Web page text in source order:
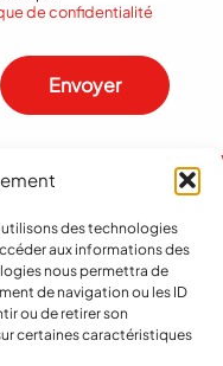
utilisons des technologies
aux informations des
nous permettra de
de navigation ou les ID
ou de retirer son
certaines caractéristiques
de confidentialité
Envoyer